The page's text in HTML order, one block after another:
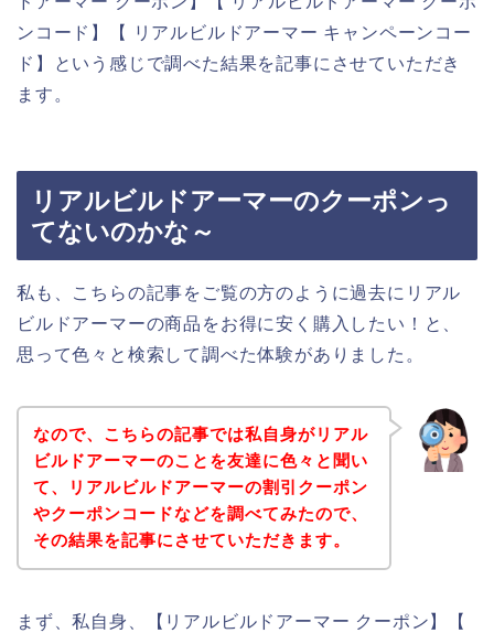
ンコード】【 リアルビルドアーマー キャンペーンコー
ド】という感じで調べた結果を記事にさせていただき
ます。
リアルビルドアーマーのクーポンっ
てないのかな～
私も、こちらの記事をご覧の方のように過去にリアル
ビルドアーマーの商品をお得に安く購入したい！と、
思って色々と検索して調べた体験がありました。
なので、こちらの記事では私自身がリアル
ビルドアーマーのことを友達に色々と聞い
て、リアルビルドアーマーの割引クーポン
やクーポンコードなどを調べてみたので、
その結果を記事にさせていただきます。
まず、私自身、【リアルビルドアーマー クーポン】【